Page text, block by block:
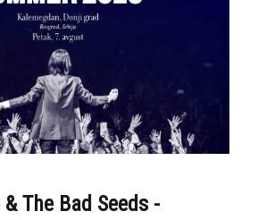
& The Bad Seeds -